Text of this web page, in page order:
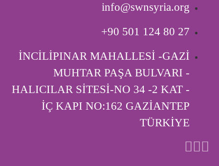
info@swnsyria.org
‎+90 501 124 80 27
İNCİLİPINAR MAHALLESİ -GAZİ
MUHTAR PAŞA BULVARI -
HALICILAR SİTESİ-NO 34 -2 KAT -
İÇ KAPI ‎NO:162 GAZİANTEP
TÜRKİYE